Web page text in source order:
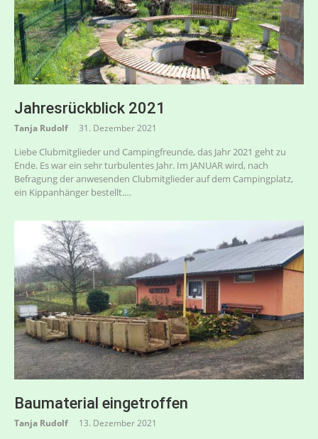
Jahresrückblick 2021
Tanja Rudolf 31. Dezember 2021
Liebe Clubmitglieder und Campingfreunde, das Jahr 2021 geht zu
Ende. Es war ein sehr turbulentes Jahr. Im JANUAR wird, nach
Befragung der anwesenden Clubmitglieder auf dem Campingplatz,
ein Kippanhänger bestellt.…
Baumaterial eingetroffen
Tanja Rudolf 13. Dezember 2021